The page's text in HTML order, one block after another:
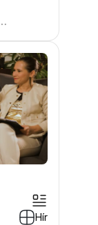
Hír